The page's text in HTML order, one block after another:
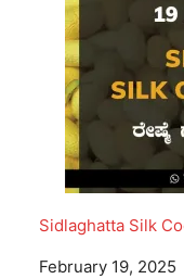
Sidlaghatta Silk
Date
February 19, 2025